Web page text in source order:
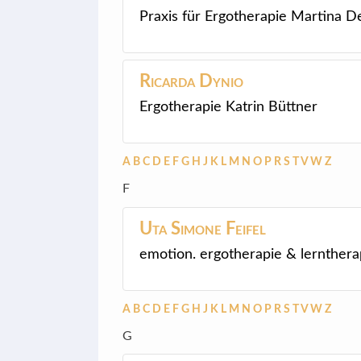
Praxis für Ergotherapie Martina
Ricarda Dynio
Ergotherapie Katrin Büttner
A B C D E F G H J K L M N O P R S V W Z
F
Uta Simone Feifel
emotion. ergotherapie &
A B C D E F G H J K L M N O P R S TV W Z
G